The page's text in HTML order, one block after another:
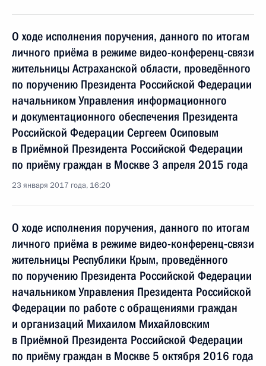
О ходе исполнения поручения, данного по итогам
личного приёма в режиме видео-конференц-связи
жительницы Астраханской области, проведённого
по поручению Президента Российской Федерации
начальником Управления информационного
и документационного обеспечения Президента
Российской Федерации Сергеем Осиповым
в Приёмной Президента Российской Федерации
по приёму граждан в Москве 3 апреля 2015 года
23 января 2017 года, 16:20
О ходе исполнения поручения, данного по итогам
личного приёма в режиме видео-конференц-связи
жительницы Республики Крым, проведённого
по поручению Президента Российской Федерации
начальником Управления Президента Российской
Федерации по работе с обращениями граждан
и организаций Михаилом Михайловским
в Приёмной Президента Российской Федерации
по приёму граждан в Москве 5 октября 2016 года